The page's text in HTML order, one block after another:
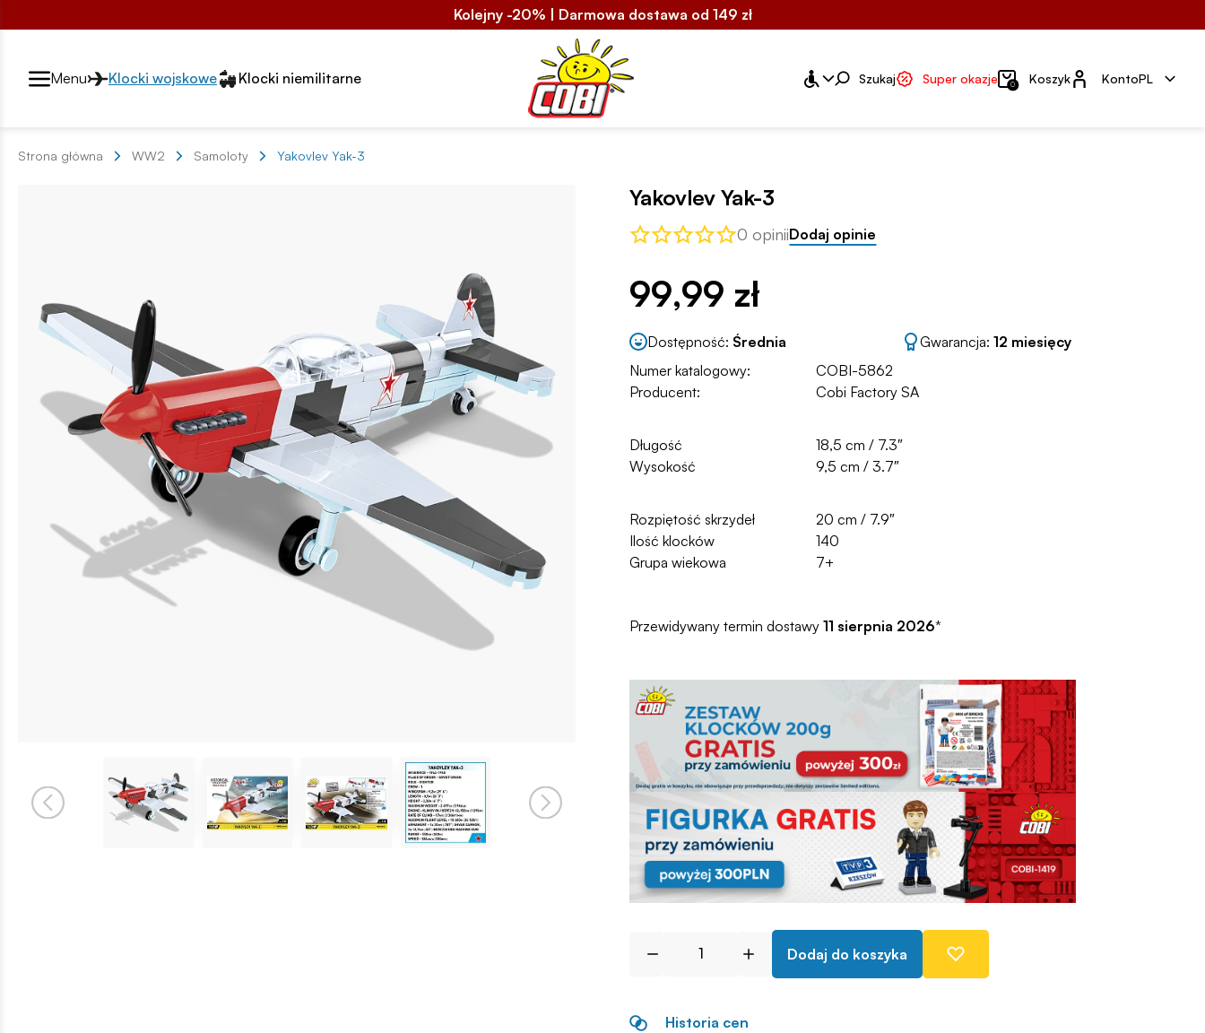
Kolejny -20% | Darmowa dostawa od 149 zł
Przełącznik segmentów2
Menu Klocki wojskowe Klocki niemilitarne Szukaj Super okazje 0 KoszykKonto
KontoPL
Strona główna WW2 Samoloty Yakovlev Yak-3
Yakovlev Yak-3
0 opiniiDodaj opinie
99,99 zł
Dostępność: Średnia Gwarancja: 12 miesięcy
Numer katalogowy:
COBI-5862
Producent:
Cobi Factory SA
Długość
18,5 cm / 7.3″
Wysokość
9,5 cm / 3.7″
Rozpiętość skrzydeł
20 cm / 7.9″
Ilość klocków
140
Grupa wiekowa
7+
Przewidywany termin dostawy 11 sierpnia 2026*
Dodaj do koszyka
Historia cen